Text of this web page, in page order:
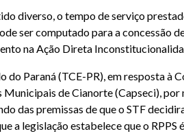
diverso, o tempo de serviço
ser computado para a concessão
na Ação Direta
do Paraná (TCE-PR), em resposta à
de Cianorte (Capseci),
das premissas de que o STF
a legislação estabelece que o